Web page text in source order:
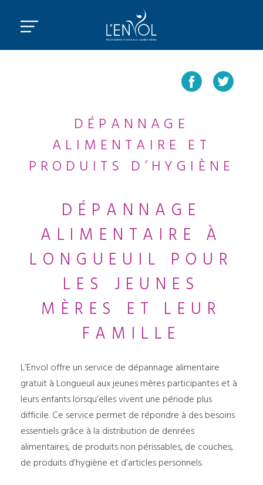
DÉPANNAGE
ALIMENTAIRE ET
PRODUITS D’HYGIÈNE
DÉPANNAGE
ALIMENTAIRE À
LONGUEUIL POUR
LES JEUNES
MÈRES ET LEUR
FAMILLE
L’Envol offre un service de dépannage alimentaire
gratuit à Longueuil aux jeunes mères participantes et à
leurs enfants lorsqu’elles vivent une période plus
difficile. Ce service permet de répondre à des besoins
essentiels grâce à la distribution de denrées
alimentaires, de produits non périssables, de couches,
de produits d’hygiène et d’articles personnels.